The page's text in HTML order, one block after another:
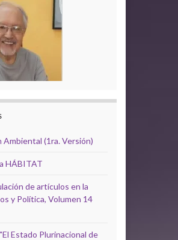
(1ra. Versión)
HÁBITAT
de artículos en la
y Política, Volumen 14
Estado Plurinacional de